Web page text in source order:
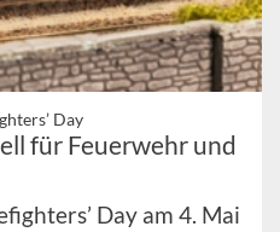
Day
für Feuerwehr und
Day am 4. Mai